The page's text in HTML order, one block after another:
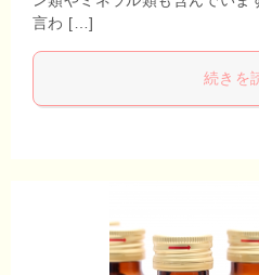
言わ […]
続きを